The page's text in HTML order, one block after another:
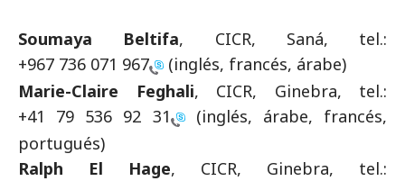
Soumaya Beltifa, CICR, Saná, tel.:
+967 736 071 967
(inglés, francés, árabe)
Marie-Claire Feghali, CICR, Ginebra, tel.:
+41 79 536 92 31
(inglés, árabe, francés,
portugués)
Ralph El Hage, CICR, Ginebra, tel.: